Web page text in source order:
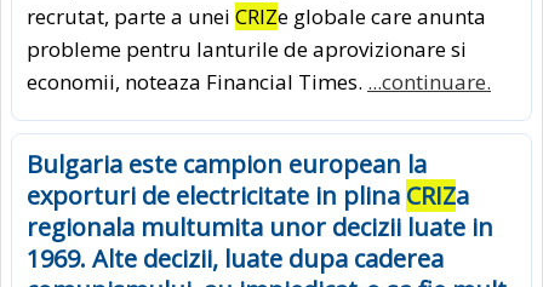
recrutat, parte a unei CRIZe glo­bale care anunta
probleme pentru lan­turile de aprovizionare si
econo­mii, noteaza Financial Times. ...continuare.
Bulgaria este campion european la
exporturi de electricitate in plina CRIZa
regionala multumita unor decizii luate in
1969. Alte decizii, luate dupa caderea